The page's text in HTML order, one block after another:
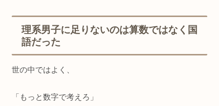
理系男子に足りないのは算数ではなく国
語だった
世の中ではよく、
「もっと数字で考えろ」